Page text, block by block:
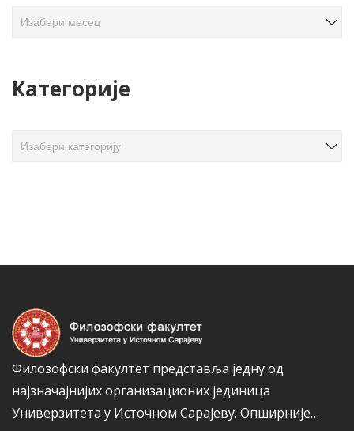
в
Категорије
Филозофски факултет представља једну од
најзначајнијих организационих јединица
Универзитета у Источном Сарајеву. Опширније…